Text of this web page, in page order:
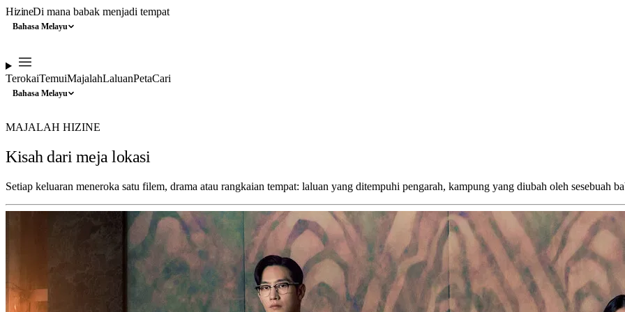
HizineDi mana babak menjadi tempat
Bahasa Melayu
TerokaiTemuiMajalahLaluanPetaCari
Bahasa Melayu
MAJALAH HIZINE
Kisah dari meja lokasi
Setiap keluaran meneroka satu filem, drama atau rangkaian tempat: laluan yang ditempuhi pengarah, kampung yang diubah oleh sesebuah